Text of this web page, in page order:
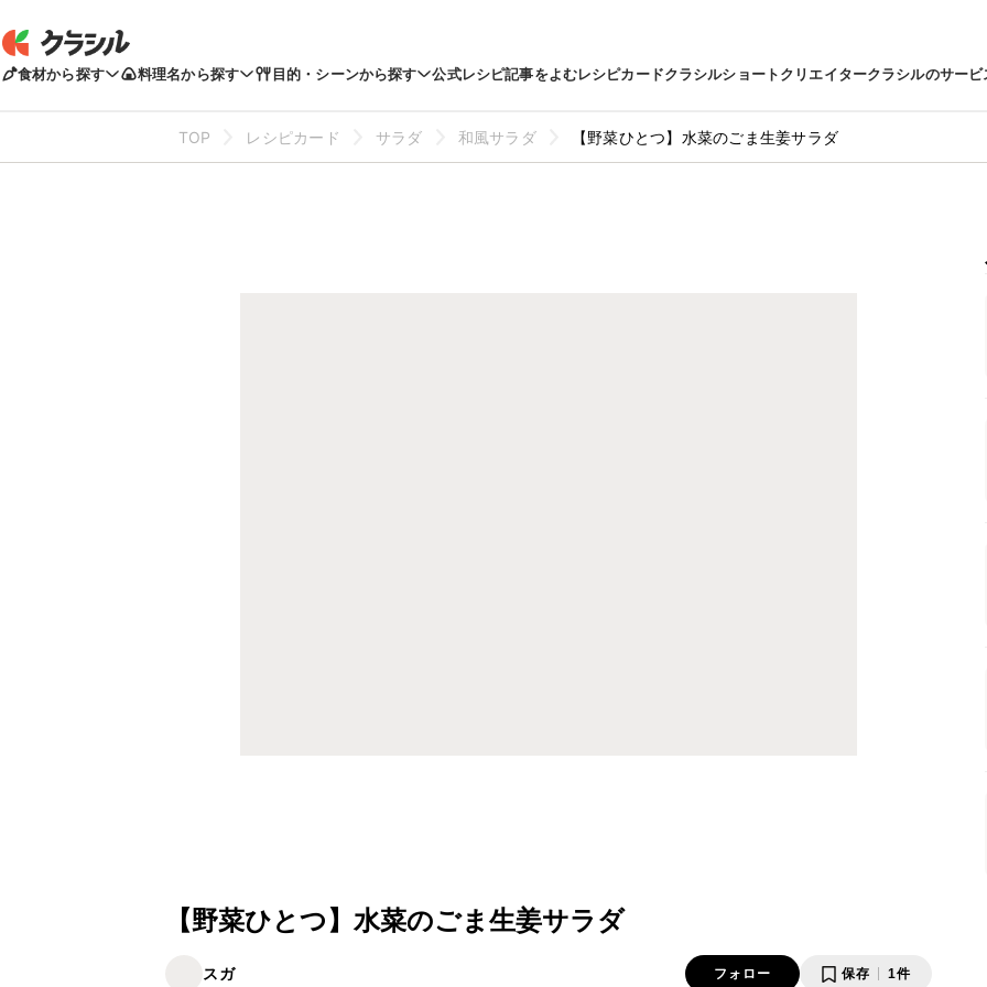
食材から探す 料理名から探す 目的・シーンから探す 公式レシピ記事をよむレシピカードクラシルショートクリエイタークラシルのサービ
TOP レシピカード サラダ 和風サラダ 【野菜ひとつ】水菜のごま生姜サラダ
【野菜ひとつ】水菜のごま生姜サラダ
スガ フォロー 保存 1件